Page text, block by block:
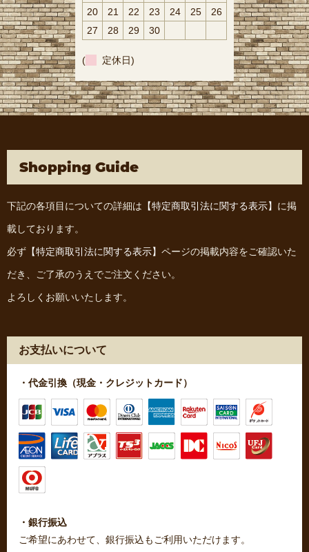
20 21 22 23 24 25
26
27
28 29 30
( 定休日)
Shopping Guide
下記の各項目についての詳細は 【特定商取引法に関する表示】 に掲
載しております。
必ず 【特定商取引法に関する表示】 ページの掲載内容をご確認いた
だき、ご了承のうえでご注文ください。
よろしくお願いいたします。
お支払いについて
・代金引換（現金・クレジットカード）
・銀行振込
ご希望にあわせて、銀行振込もご利用いただけます。